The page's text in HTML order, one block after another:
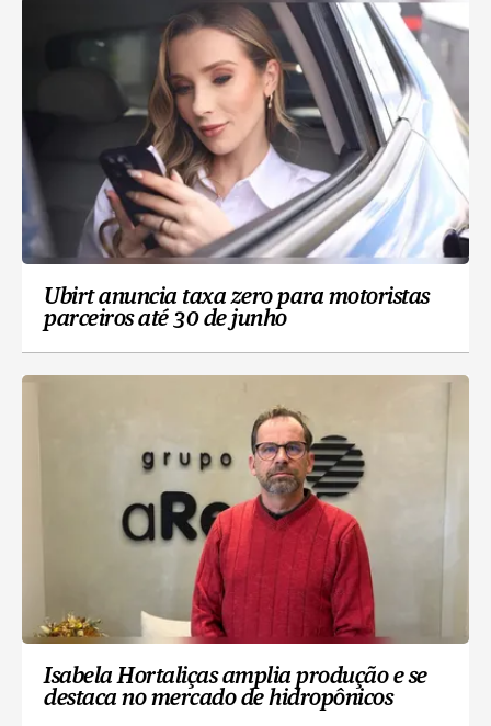
Ubirt anuncia taxa zero para motoristas
parceiros até 30 de junho
Isabela Hortaliças amplia produção e se
destaca no mercado de hidropônicos